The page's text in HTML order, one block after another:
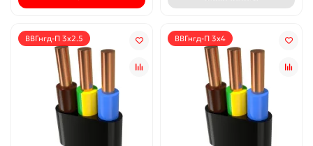
ВВГнгд-П 3х2.5 ВВГнгд-П 3х4